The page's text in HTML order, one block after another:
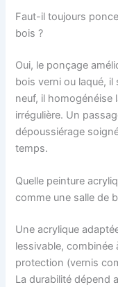
Faut-il toujours
bois ?
Oui, le ponçage
bois verni ou laqué, il
neuf, il homogénéise
irrégulière. Un
dépoussiérage
temps.
Quelle peinture
comme une salle de
Une acrylique
lessivable, combinée
protection (vernis
La durabilité dépend